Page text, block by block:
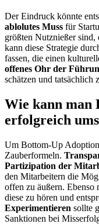
Der Eindruck könnte
ablolutes Muss für
größten Nutznießer sind,
kann diese Strategie
fassen, die einen
offenes Ohr der
schätzen und tatsächlich
Wie kann man
erfolgreich
Um Bottom-Up
Zauberformeln.
Partizipation der
den Mitarbeitern die
offen zu äußern. Ebenso
diese zu hören und
Experimentieren sollte
Sanktionen bei